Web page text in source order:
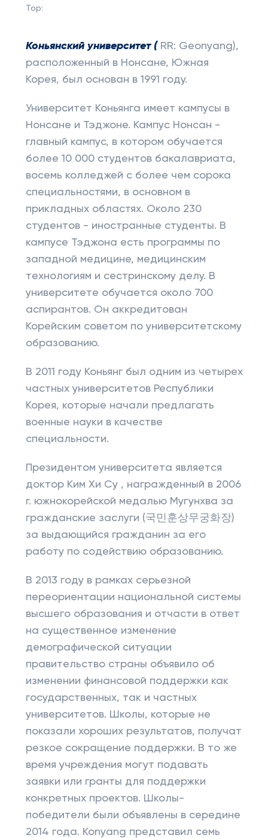
Top:
Коньянский университет (RR: Geonyang),
расположенный в Нонсане, Южная
Корея, был основан в 1991 году.
Университет Коньянга имеет кампусы в
Нонсане и Тэджоне. Кампус Нонсан -
главный кампус, в котором обучается
более 10 000 студентов бакалавриата,
восемь колледжей с более чем сорока
специальностями, в основном в
прикладных областях. Около 230
студентов - иностранные студенты. В
кампусе Тэджона есть программы по
западной медицине, медицинским
технологиям и сестринскому делу. В
университете обучается около 700
аспирантов. Он аккредитован
Корейским советом по университетскому
образованию.
В 2011 году Коньянг был одним из четырех
частных университетов Республики
Корея, которые начали предлагать
военные науки в качестве
специальности.
Президентом университета является
доктор Ким Хи Су , награжденный в 2006
г. южнокорейской медалью Мугунхва за
гражданские заслуги (국민훈상무궁화장)
за выдающийся гражданин за его
работу по содействию образованию.
В 2013 году в рамках серьезной
переориентации национальной системы
высшего образования и отчасти в ответ
на существенное изменение
демографической ситуации
правительство страны объявило об
изменении финансовой поддержки как
государственных, так и частных
университетов. Школы, которые не
показали хороших результатов, получат
резкое сокращение поддержки. В то же
время учреждения могут подавать
заявки или гранты для поддержки
конкретных проектов. Школы-
победители были объявлены в середине
2014 года. Konyang представил семь